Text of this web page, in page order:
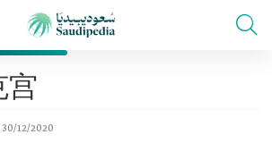
宫
30/12/2020